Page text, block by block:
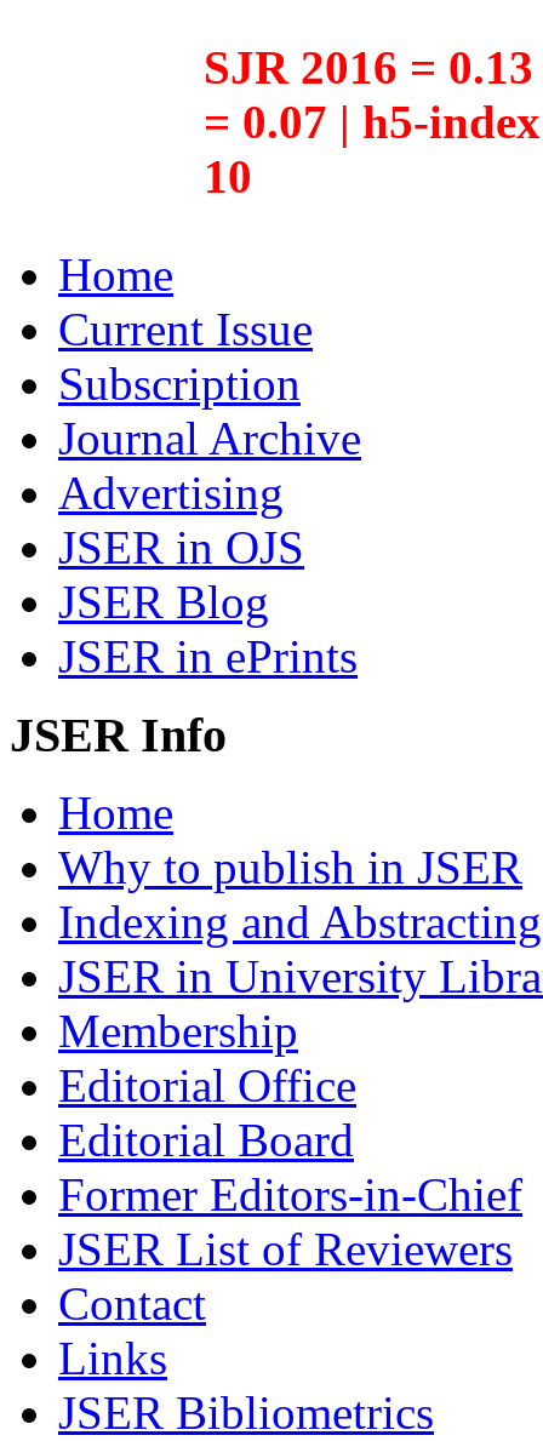
SJR 2016 =
= 0.07 | h5-
10
Home
Current Issue
Subscription
Journal Archive
Advertising
JSER in OJS
JSER Blog
JSER in ePrints
JSER Info
Home
Why to publish in JSER
Indexing and Abstracting
JSER in University
Membership
Editorial Office
Editorial Board
Former Editors-in-Chief
JSER List of Reviewers
Contact
Links
JSER Bibliometrics